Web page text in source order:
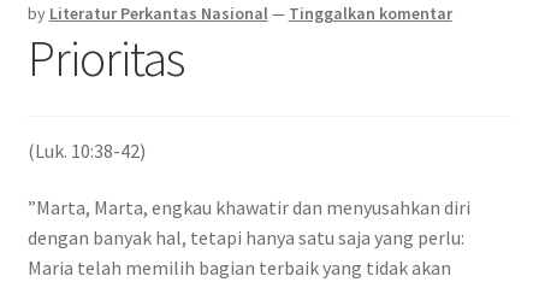
by Literatur Perkantas Nasional— Tinggalkan komentar
Prioritas
(Luk. 10:38-42)
”Marta, Marta, engkau khawatir dan menyusahkan diri
dengan banyak hal, tetapi hanya satu saja yang perlu:
Maria telah memilih bagian terbaik yang tidak akan